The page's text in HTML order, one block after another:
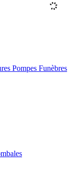
Pompes Funèbres